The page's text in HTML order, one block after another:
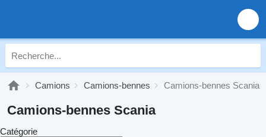
Camions Camions-bennes Camions-bennes Scania
Camions-bennes Scania
Catégorie